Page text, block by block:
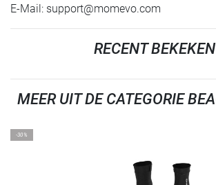
E-Mail: support@momevo.com
RECENT BEKEKEN
MEER UIT DE CATEGORIE
-30%